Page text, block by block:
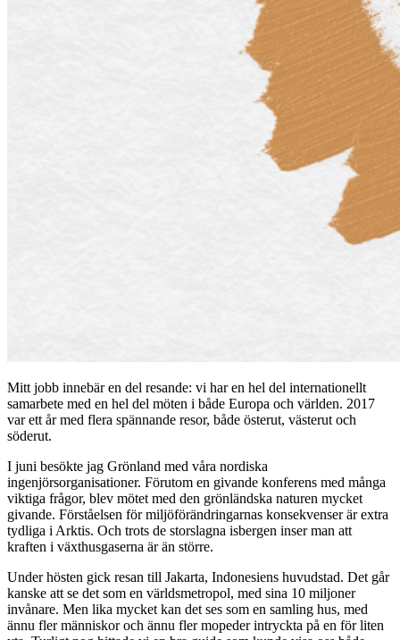
Mitt jobb innebär en del resande: vi har en hel del internationellt
samarbete med en hel del möten i både Europa och världen. 2017
var ett år med flera spännande resor, både österut, västerut och
söderut.
I juni besökte jag Grönland med våra nordiska
ingenjörsorganisationer. Förutom en givande konferens med många
viktiga frågor, blev mötet med den grönländska naturen mycket
givande. Förståelsen för miljöförändringarnas konsekvenser är extra
tydliga i Arktis. Och trots de storslagna isbergen inser man att
kraften i växthusgaserna är än större.
Under hösten gick resan till Jakarta, Indonesiens huvudstad. Det går
kanske att se det som en världsmetropol, med sina 10 miljoner
invånare. Men lika mycket kan det ses som en samling hus, med
ännu fler människor och ännu fler mopeder intryckta på en för liten